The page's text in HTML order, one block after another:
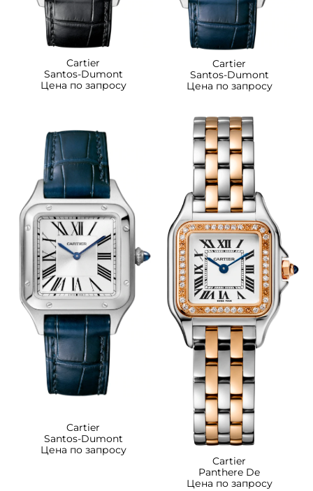
Cartier
Santos-Dumont
Цена по запросу
Cartier
Santos-Dumont
Цена по запросу
Cartier
Santos-Dumont
Цена по запросу
Cartier
Panthere De
Цена по запросу